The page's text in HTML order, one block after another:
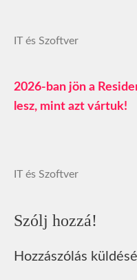
IT és Szoftver
2026-ban jön a
lesz, mint azt vártuk!
IT és Szoftver
Szólj hozzá!
Hozzászólás